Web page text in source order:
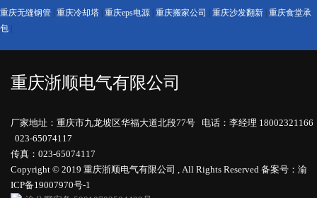
载并安装最新的更新程序，确保设...
备安全稳定运行，下面重庆ups不间断电源厂家浙顺小编
因电池放电时间与放电电流、环境温度、负载类型、放
电速率、电池容量等多因素相关，故实际放电时间无法
直接用公式推导出。下面由重庆ups不间断电源浙顺小编
为大家分享一下：
EPS电源与UPS电源区别
重庆无缝钢管 | 重庆冷却塔 | 重庆eps电源 | 重庆搬家公司 | 重庆沙发翻新 | 重庆食堂承
包 |
重庆浙顺电气有限公司
厂家地址：重庆市九龙坡区华福大道北段77号 电话：李经理 18002321166
023-65074117
传真：023-65074117
Copyright © 2019 重庆浙顺电气有限公司 , All Rights Reserved 备案号：渝
ICP备19007970号-1